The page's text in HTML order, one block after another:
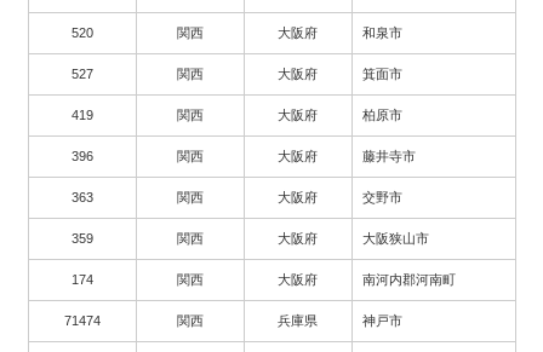
520 関西 大阪府 和泉市
527 関西 大阪府 箕面市
419 関西 大阪府 柏原市
396 関西 大阪府 藤井寺市
363 関西 大阪府 交野市
359 関西 大阪府 大阪狭山市
174 関西 大阪府 南河内郡河南町
71474 関西 兵庫県 神戸市